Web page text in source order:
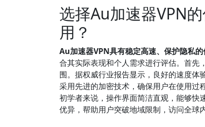
选择Au加速器VPN
用？
Au加速器VPN具有稳定高速、保护隐私
合其实际表现和个人需求进行评估。首先
围。据权威行业报告显示，良好的速度体
采用先进的加密技术，确保用户在使用过
初学者来说，操作界面简洁直观，能够快
优异，帮助用户突破地域限制，访问全球内